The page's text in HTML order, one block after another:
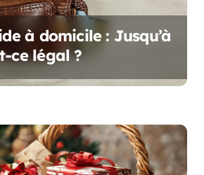
à domicile : Jusqu’à
ce légal ?